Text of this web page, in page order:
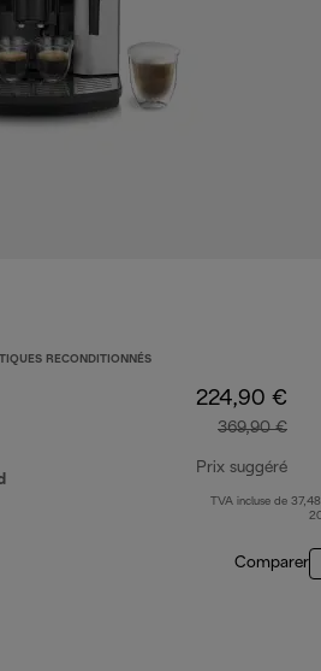
RECONDITIONNÉS
224,90 €
369,90 €
Prix suggéré
TVA incluse de
Comparer